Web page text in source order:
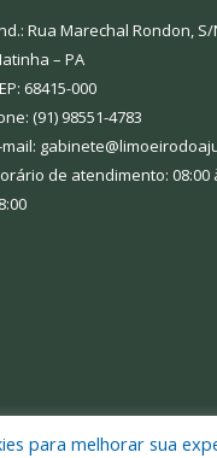
Rua Marechal Rondon, S/
– PA
68415-000
(91) 98551-4783
mail:
de atendimento: 08:00
para melhorar sua